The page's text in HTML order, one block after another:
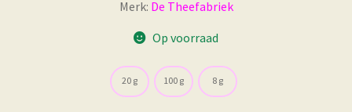
tot
€ 29,00
Merk: De Theefabriek
Op voorraad
20 g 100 g 8 g